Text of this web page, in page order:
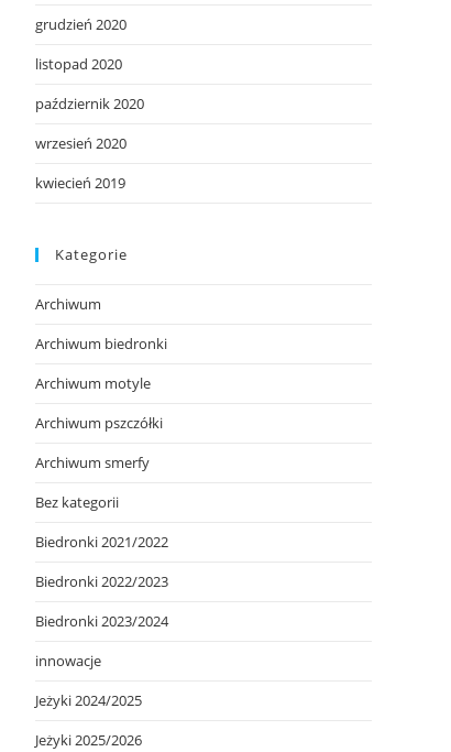
grudzień 2020
listopad 2020
październik 2020
wrzesień 2020
kwiecień 2019
Kategorie
Archiwum
Archiwum biedronki
Archiwum motyle
Archiwum pszczółki
Archiwum smerfy
Bez kategorii
Biedronki 2021/2022
Biedronki 2022/2023
Biedronki 2023/2024
innowacje
Jeżyki 2024/2025
Jeżyki 2025/2026